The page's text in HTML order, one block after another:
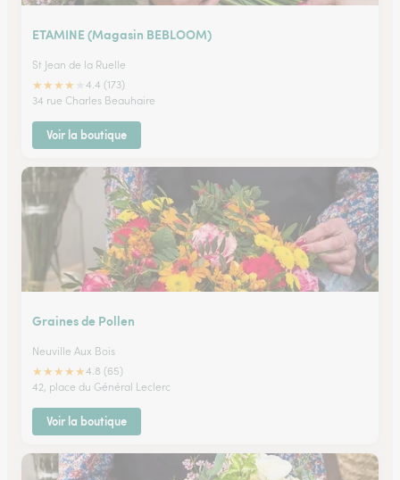
ETAMINE (Magasin BEBLOOM)
St Jean de la Ruelle
★★★★
4.4 (173)
34 rue Charles Beauhaire
Voir la boutique
Graines de Pollen
Neuville Aux Bois
★★★★★4.8 (65)
42, place du Général Leclerc
Voir la boutique